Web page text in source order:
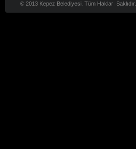
© 2013 Kepez Belediyesi. Tüm Hakları Saklıdır.